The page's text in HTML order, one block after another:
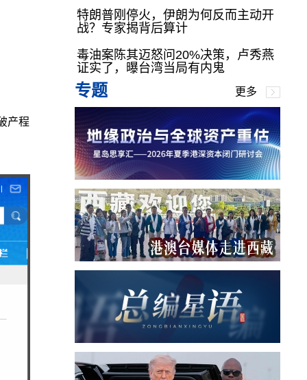
产程
特朗普刚停火，伊朗为何反而主动开
战？专家揭背后算计
毒油案陈其迈怒问20%决策，卢秀燕
证实了，曝台湾当局有内鬼
专题 更多